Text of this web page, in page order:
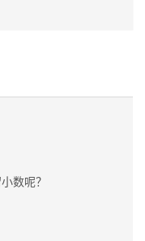
数呢？